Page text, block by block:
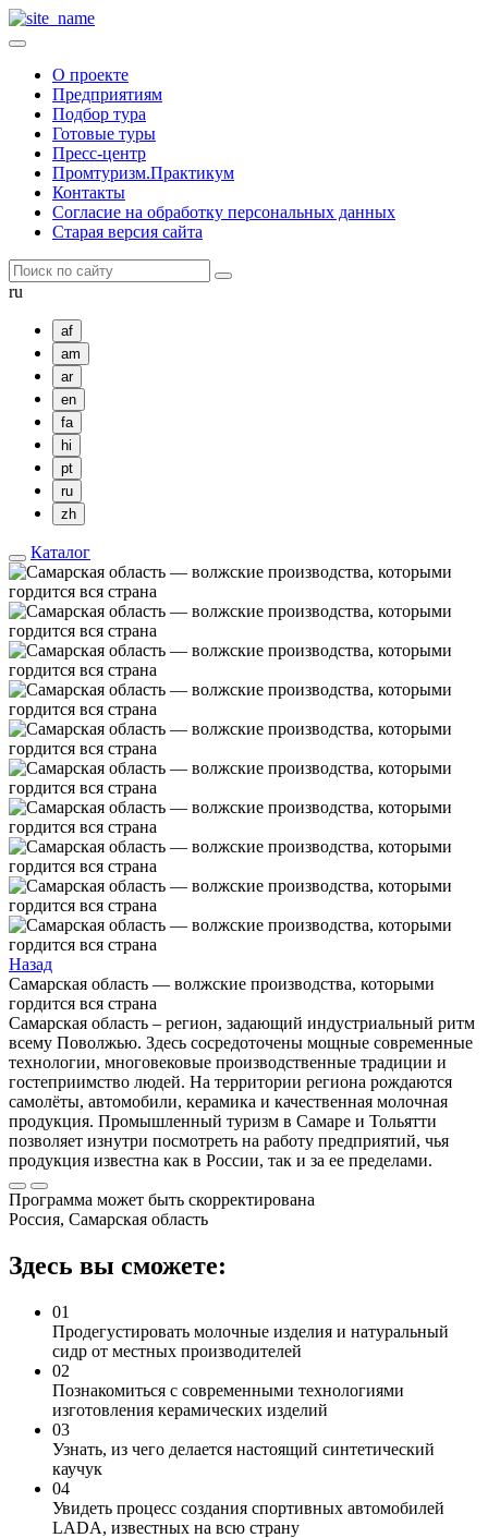
О проекте
Предприятиям
Подбор тура
Готовые туры
Пресс-центр
Промтуризм.Практикум
Контакты
Согласие на обработку персональных данных
Старая версия сайта
ru
af
am
ar
en
fa
hi
pt
ru
zh
Каталог
Назад
Самарская область — волжские производства, которыми
гордится вся страна
Самарская область – регион, задающий индустриальный ритм
всему Поволжью. Здесь сосредоточены мощные современные
технологии, многовековые производственные традиции и
гостеприимство людей. На территории региона рождаются
самолёты, автомобили, керамика и качественная молочная
продукция. Промышленный туризм в Самаре и Тольятти
позволяет изнутри посмотреть на работу предприятий, чья
продукция известна как в России, так и за ее пределами.
Программа может быть скорректирована
Россия, Самарская область
Здесь вы сможете:
01
Продегустировать молочные изделия и натуральный
сидр от местных производителей
02
Познакомиться с современными технологиями
изготовления керамических изделий
03
Узнать, из чего делается настоящий синтетический
каучук
04
Увидеть процесс создания спортивных автомобилей
LADA, известных на всю страну